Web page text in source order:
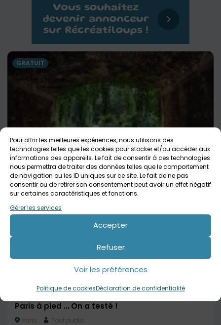
Pour offrir les meilleures expériences, nous utilisons des
technologies telles que les cookies pour stocker et/ou accéder aux
informations des appareils. Le fait de consentir à ces technologies
nous permettra de traiter des données telles que le comportement
de navigation ou les ID uniques sur ce site. Le fait de ne pas
consentir ou de retirer son consentement peut avoir un effet négatif
sur certaines caractéristiques et fonctions.
Gérer les services
Accepter
Refuser
Voir les préférences
Politique de cookiesDéclaration de confidentialité
Flânerie parisienne : La Coulée verte
Paris Tout public
GRATUIT
Paris à pied … On a testé !
Paris Tout public